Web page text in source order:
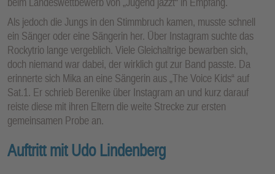
Als jedoch die Jungs in den Stimmbruch kamen, musste schnell
ein Sänger oder eine Sängerin her. Über Instagram suchte das
Rockytrio lange vergeblich. Viele Gleichaltrige bewarben sich,
doch niemand war dabei, der wirklich gut zur Band passte. Da
erinnerte sich Mika an eine Sängerin aus „The Voice Kids“ auf
Sat.1. Er schrieb Berenike über Instagram an und kurz darauf
reiste diese mit ihren Eltern die weite Strecke zur ersten
gemeinsamen Probe an.
Auftritt mit Udo Lindenberg